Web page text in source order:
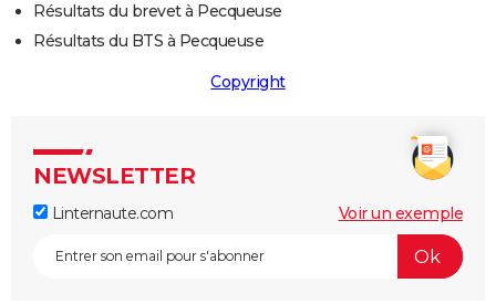
Résultats du brevet à Pecqueuse
Résultats du BTS à Pecqueuse
Copyright
NEWSLETTER
Linternaute.com Voir un exemple